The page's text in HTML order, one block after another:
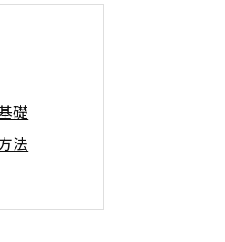
礎
法
は
ント